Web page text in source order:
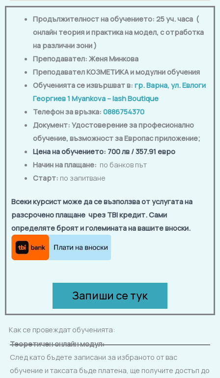
Продължителност на обучението: 25 уч. часа (
онлайн теория и практика на модел, с отработка
на различни зони )
Преподавател: Женя Минкова
Преподавател КОЗМЕТИКА и модулни обучения
Обученията се извършват в: гр. Варна, ул. Евлоги
Георгиев 1 Myankova – lash Boutique
Телефон за връзка: 0886754370
Документ: Удостоверение за професионално
обучение, възможност за Европас приложение;
Цена на обучението: 700 лв / 357.91 евро
Начин на плащане: по банков път
Старт: по запитване
Всеки курсист може да се възползва от услугата на
разсрочено плащане чрез TBI кредит. Сами
определяте броят и големината на вашите вноски.
Запиши се тук
Как се провеждат обученията:
Теоретиченонлайнмодул:
След като бъдете записани за избраното от вас
обучение и таксата бъде платена, ще получите достъп до